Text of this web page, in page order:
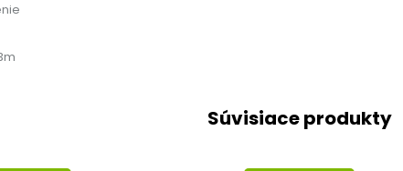
Súvisiace produkty